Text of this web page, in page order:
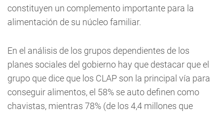
constituyen un complemento importante para la
alimentación de su núcleo familiar.
En el análisis de los grupos dependientes de los
planes sociales del gobierno hay que destacar que el
grupo que dice que los CLAP son la principal vía para
conseguir alimentos, el 58% se auto definen como
chavistas, mientras 78% (de los 4,4 millones que